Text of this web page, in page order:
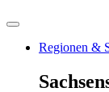
Regionen &